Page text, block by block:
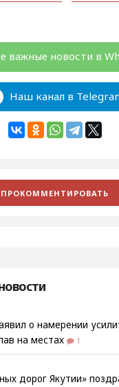
важные новости в
Наш канал в
о намерении
на местах
1
дорог Якутии»